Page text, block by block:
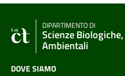
DIPARTIMENTO DI
Scienze
Ambientali
DOVE SIAMO